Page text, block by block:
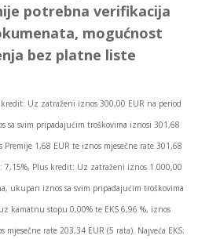
potrebna verifikacija
mogućnost
bez platne liste
kredit: Uz zatraženi iznos 300,00 EUR na period
sa svim pripadajućim troškovima iznosi 301,68
Premije 1,68 EUR te iznos mjesečne rate 301,68
7,15%, Plus kredit: Uz zatraženi iznos 1.000,00
ukupan iznos sa svim pripadajućim troškovima
kamatnu stopu 0,00% te EKS 6,96 %, iznos
mjesečne rate 203,34 EUR (5 rata). Najveća EKS: